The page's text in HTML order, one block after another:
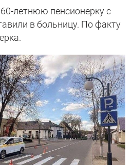
летнюю пенсионерку с
в больницу. По факту